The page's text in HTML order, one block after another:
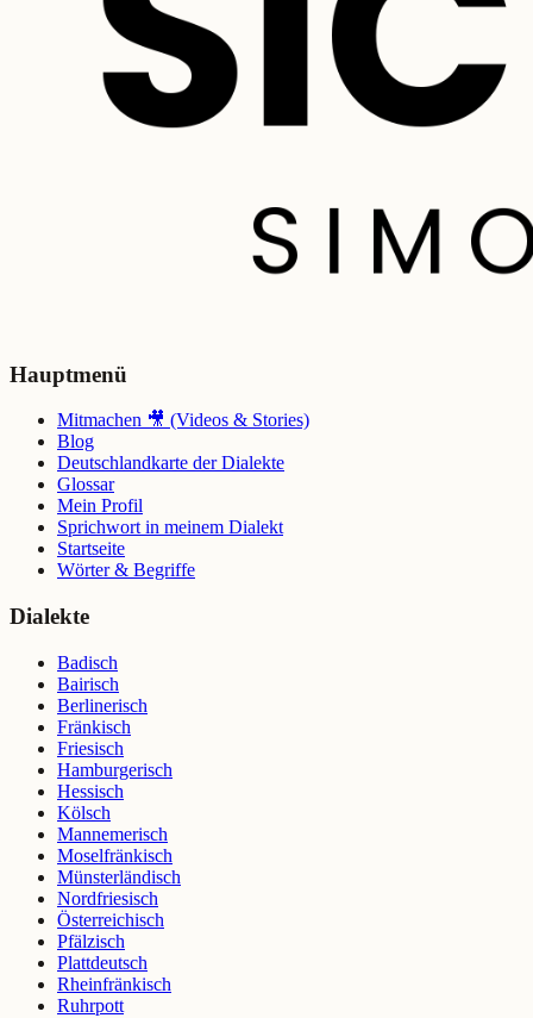
Hauptmenü
Mitmachen 🎥 (Videos & Stories)
Blog
Deutschlandkarte der Dialekte
Glossar
Mein Profil
Sprichwort in meinem Dialekt
Startseite
Wörter & Begriffe
Dialekte
Badisch
Bairisch
Berlinerisch
Fränkisch
Friesisch
Hamburgerisch
Hessisch
Kölsch
Mannemerisch
Moselfränkisch
Münsterländisch
Nordfriesisch
Österreichisch
Pfälzisch
Plattdeutsch
Rheinfränkisch
Ruhrpott